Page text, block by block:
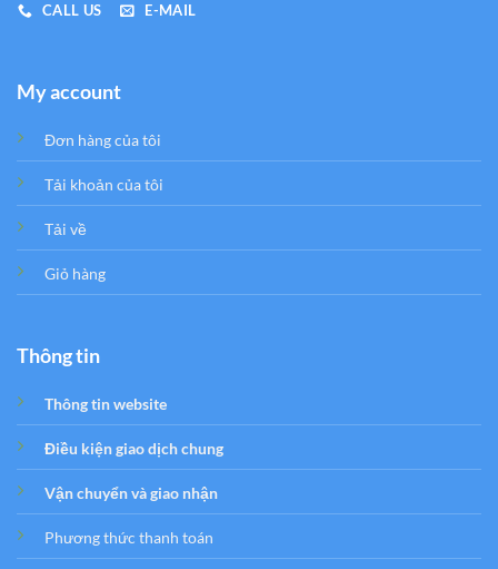
CALL US E-MAIL
My account
Đơn hàng của tôi
Tải khoản của tôi
Tải về
Giỏ hàng
Thông tin
Thông tin website
Điều kiện giao dịch chung
Vận chuyển và giao nhận
Phương thức thanh toán